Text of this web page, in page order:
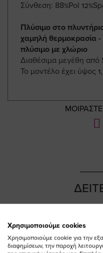
Σύνθεση: 88%Pol
Πλύσιμο στο
χαμηλή θερμοκρασία
πλύσιμο με χλώριο
Διαθέσιμα μεγέθη από
Το μοντέλο έχει ύψος
Χρησιμοποιούμε cookies
Χρησιμοποιούμε cookie για την
διαφημίσεων, την παροχή